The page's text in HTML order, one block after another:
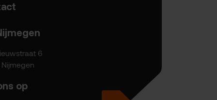
6
Nijmegen
op